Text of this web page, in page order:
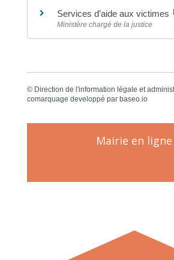
Services d’aide aux victimes
Ministère chargé de la justice
© Direction de l'information légale et
comarquage developpé par baseo.io
Mairie en ligne